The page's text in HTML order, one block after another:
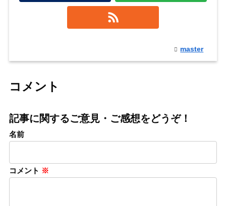
master
コメント
記事に関するご意見・ご感想をどうぞ！
名前
コメント ※